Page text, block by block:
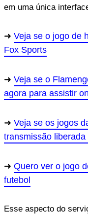
em uma única
Veja se o jogo de
Fox Sports
Veja se o
agora para assistir
Veja se os jogos
transmissão liberada
Quero ver o jogo
futebol
Esse aspecto do